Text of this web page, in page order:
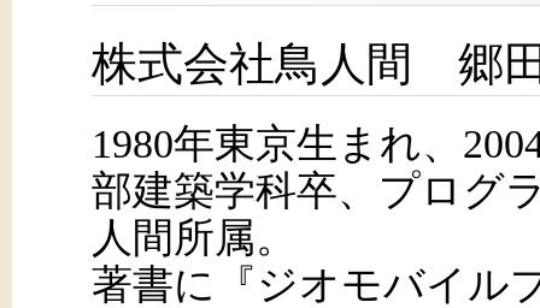
株式会社鳥人間 郷
1980年東京生まれ、
部建築学科卒、プログ
人間所属。
著書に『ジオモバイル